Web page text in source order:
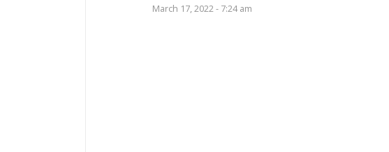
March 17, 2022 - 7:24 am